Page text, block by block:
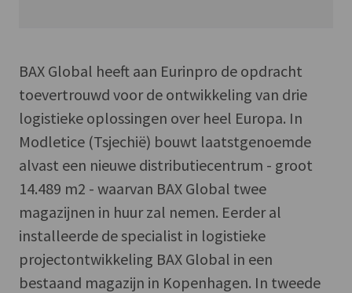
BAX Global heeft aan Eurinpro de opdracht
toevertrouwd voor de ontwikkeling van drie
logistieke oplossingen over heel Europa. In
Modletice (Tsjechië) bouwt laatstgenoemde
alvast een nieuwe distributiecentrum - groot
14.489 m2 - waarvan BAX Global twee
magazijnen in huur zal nemen. Eerder al
installeerde de specialist in logistieke
projectontwikkeling BAX Global in een
bestaand magazijn in Kopenhagen. In tweede